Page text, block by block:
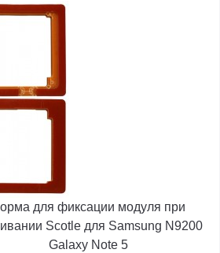
для фиксации модуля при
Scotle для Samsung N9200
Galaxy Note 5